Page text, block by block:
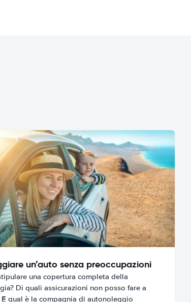
un’auto senza preoccupazioni
una copertura completa della
Di quali assicurazioni non posso fare a
E qual è la compagnia di autonoleggio